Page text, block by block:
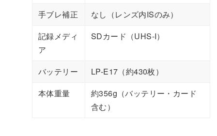
手ブレ補正
なし（レンズ内ISのみ）
記録メディ
ア
SDカード（UHS-I）
バッテリー
LP-E17（約430枚）
本体重量
約356g（バッテリー・カード
含む）